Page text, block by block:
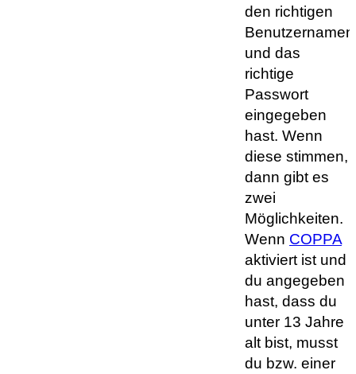
den richtigen
Benutzernamen
und das
richtige
Passwort
eingegeben
hast. Wenn
diese stimmen,
dann gibt es
zwei
Möglichkeiten.
Wenn COPPA
aktiviert ist und
du angegeben
hast, dass du
unter 13 Jahre
alt bist, musst
du bzw. einer